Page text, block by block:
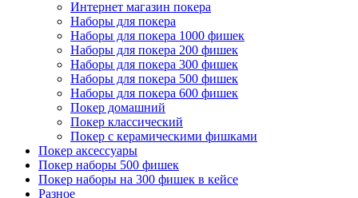
Интернет магазин покера
Наборы для покера
Наборы для покера 1000 фишек
Наборы для покера 200 фишек
Наборы для покера 300 фишек
Наборы для покера 500 фишек
Наборы для покера 600 фишек
Покер домашний
Покер классический
Покер с керамическими фишками
Покер аксессуары
Покер наборы 500 фишек
Покер наборы на 300 фишек в кейсе
Разное